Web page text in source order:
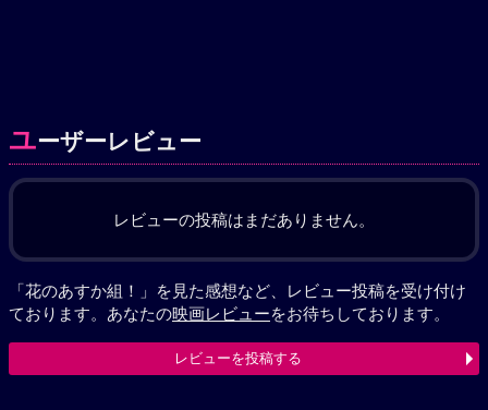
ユーザーレビュー
レビューの投稿はまだありません。
「花のあすか組！」を見た感想など、レビュー投稿を受け付け
ております。あなたの映画レビューをお待ちしております。
レビューを投稿する